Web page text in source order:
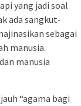
yang jadi soal
ada sangkut-
sebagai
manusia.
manusia
“agama bagi